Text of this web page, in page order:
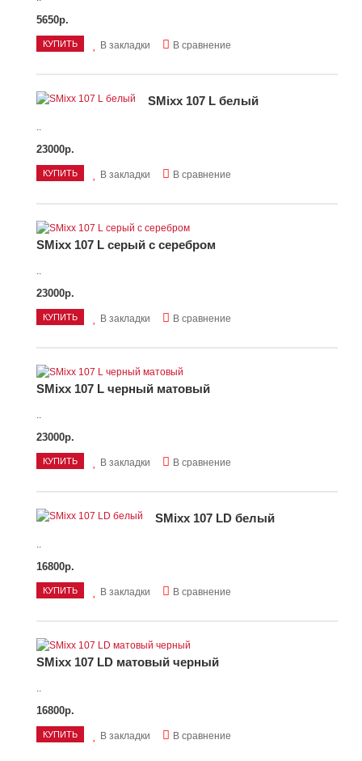
5650р.
КУПИТЬ В закладки В сравнение
SMixx 107 L белый
..
23000р.
КУПИТЬ В закладки В сравнение
SMixx 107 L серый с серебром
..
23000р.
КУПИТЬ В закладки В сравнение
SMixx 107 L черный матовый
..
23000р.
КУПИТЬ В закладки В сравнение
SMixx 107 LD белый
..
16800р.
КУПИТЬ В закладки В сравнение
SMixx 107 LD матовый черный
..
16800р.
КУПИТЬ В закладки В сравнение